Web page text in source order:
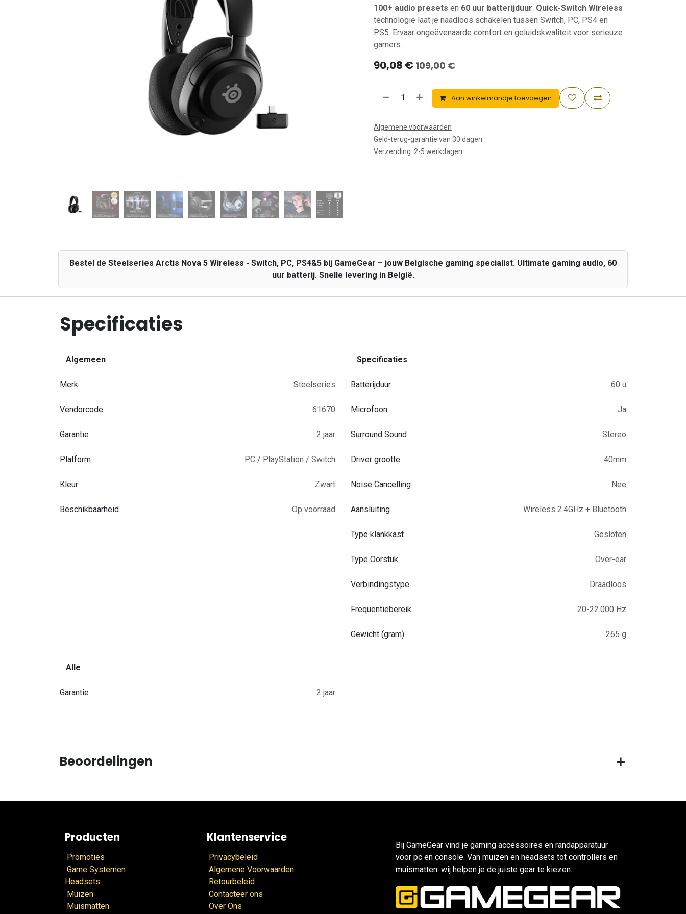
100+ audio presets en 60 uur batterijduur. Quick-Switch Wireless
technologie laat je naadloos schakelen tussen Switch, PC, PS4 en
PS5. Ervaar ongeëvenaarde comfort en geluidskwaliteit voor serieuze
gamers.
90,08 € 109,00€
Aan winkelmandje toevoegen
Algemene voorwaarden
Geld-terug-garantie van 30 dagen
Verzending: 2-5 werkdagen
Bestel de Steelseries Arctis Nova 5 Wireless - Switch, PC, PS4&5 bij GameGear – jouw Belgische gaming specialist. Ultimate gaming audio, 60
uur batterij. Snelle levering in België.
Specificaties
Algemeen
Merk Steelseries
Vendorcode 61670
Garantie 2 jaar
Platform PC / PlayStation / Switch
Kleur Zwart
Beschikbaarheid Op voorraad
Specificaties
Batterijduur 60 u
Microfoon Ja
Surround Sound Stereo
Driver grootte 40mm
Noise Cancelling Nee
Aansluiting Wireless 2.4GHz + Bluetooth
Type klankkast Gesloten
Type Oorstuk Over-ear
Verbindingstype Draadloos
Frequentiebereik 20-22.000 Hz
Gewicht (gram) 265 g
Alle
Garantie 2 jaar
Beoordelingen
Producten
Promoties
Game Systemen
Headsets
Muizen
Muismatten
Klantenservice
Privacybeleid
Algemene Voorwaarden
Retourbeleid
Contacteer ons
Over Ons
Bij GameGear vind je gaming accessoires en randapparatuur
voor pc en console. Van muizen en headsets tot controllers en
muismatten: wij helpen je de juiste gear te kiezen.